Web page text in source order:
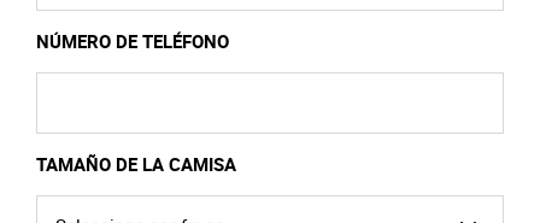
NÚMERO DE TELÉFONO
TAMAÑO DE LA CAMISA